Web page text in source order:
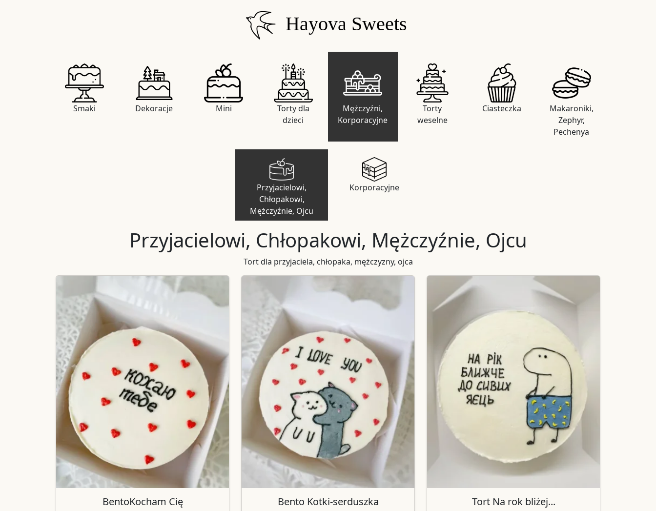
Hayova Sweets
Smaki Dekoracje Mini
Torty dla
dzieci
Mężczyźni,
Korporacyjne
Torty
weselne
Ciasteczka
Makaroniki,
Zephyr,
Pechenya
Przyjacielowi,
Chłopakowi,
Mężczyźnie, Ojcu
Korporacyjne
Przyjacielowi, Chłopakowi, Mężczyźnie, Ojcu
Tort dla przyjaciela, chłopaka, mężczyzny, ojca
BentoKocham Cię Bento Kotki-serduszka Tort Na rok bliżej...